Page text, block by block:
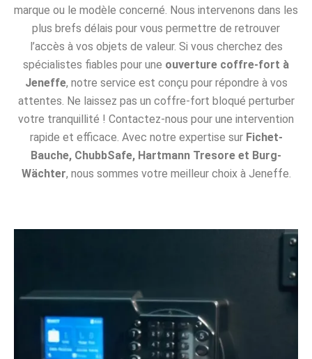
marque ou le modèle concerné. Nous intervenons dans les
plus brefs délais pour vous permettre de retrouver
l’accès à vos objets de valeur. Si vous cherchez des
spécialistes fiables pour une ouverture coffre-fort à
Jeneffe, notre service est conçu pour répondre à vos
attentes. Ne laissez pas un coffre-fort bloqué perturber
votre tranquillité ! Contactez-nous pour une intervention
rapide et efficace. Avec notre expertise sur Fichet-
Bauche, ChubbSafe, Hartmann Tresore et Burg-
Wächter, nous sommes votre meilleur choix à Jeneffe.